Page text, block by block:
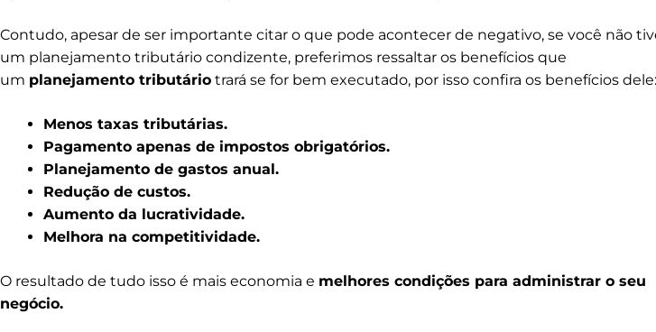
Contudo, apesar de ser importante citar o que pode acontecer de negativo, se você não
um planejamento tributário condizente, preferimos ressaltar os benefícios que
um planejamento tributário trará se for bem executado, por isso confira os benefícios dele:
Menos taxas tributárias.
Pagamento apenas de impostos obrigatórios.
Planejamento de gastos anual.
Redução de custos.
Aumento da lucratividade.
Melhora na competitividade.
O resultado de tudo isso é mais economia e melhores condições para administrar o seu
negócio.